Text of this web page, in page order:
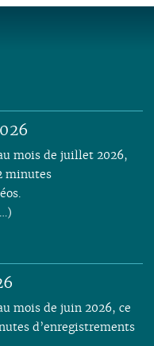
mois de juillet 2026,
minutes
mois de juin 2026, ce
d’enregistrements